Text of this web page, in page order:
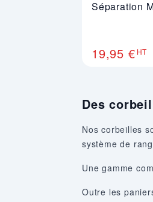
Séparation
19,95 € HT
Des
Nos corbeilles
système de
Une gamme
Outre les